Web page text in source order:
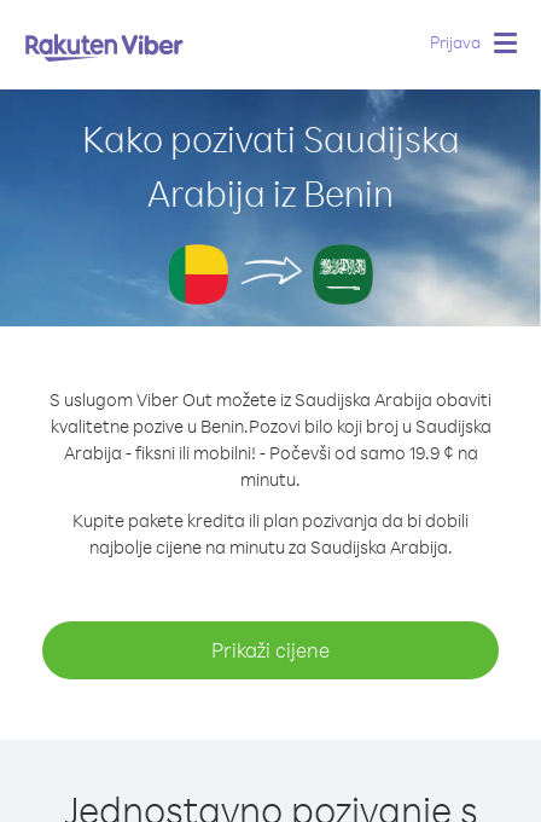
Prijava
Kako pozivati Saudijska
Arabija iz Benin
S uslugom Viber Out možete iz Saudijska Arabija obaviti
kvalitetne pozive u Benin.Pozovi bilo koji broj u Saudijska
Arabija - fiksni ili mobilni! - Počevši od samo 19.9 ¢ na
minutu.
Kupite pakete kredita ili plan pozivanja da bi dobili
najbolje cijene na minutu za Saudijska Arabija.
Prikaži cijene
Jednostavno pozivanje s